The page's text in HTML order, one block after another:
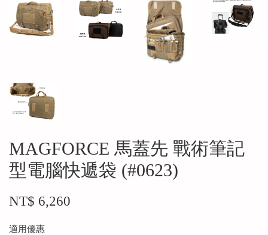
MAGFORCE 馬蓋先 戰術筆記
型電腦快遞袋 (#0623)
NT$ 6,260
適用優惠